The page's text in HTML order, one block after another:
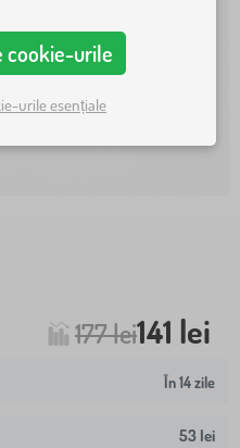
177 lei141 lei
În 14 zile
53 lei
cookie-urile
urile esențiale